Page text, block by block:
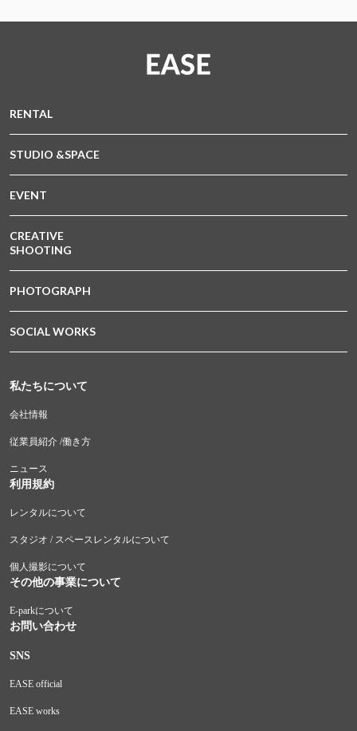
RENTAL
STUDIO &SPACE
EVENT
CREATIVE
SHOOTING
PHOTOGRAPH
SOCIAL WORKS
私たちについて
会社情報
従業員紹介 /働き方
ニュース
利用規約
レンタルについて
スタジオ / スペースレンタルについて
個人撮影について
その他の事業について
E-parkについて
お問い合わせ
SNS
EASE official
EASE works